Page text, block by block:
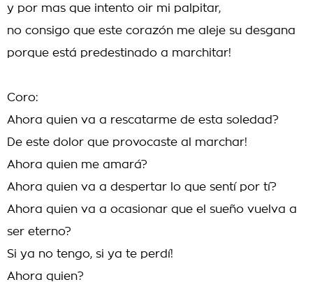
y por mas que intento oir mi palpitar,
no consigo que este corazón me aleje su desgana
porque está predestinado a marchitar!
Coro:
Ahora quien va a rescatarme de esta soledad?
De este dolor que provocaste al marchar!
Ahora quien me amará?
Ahora quien va a despertar lo que sentí por tí?
Ahora quien va a ocasionar que el sueño vuelva a
ser eterno?
Si ya no tengo, si ya te perdí!
Ahora quien?